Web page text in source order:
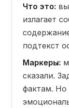
Что это:
излагает
подтекст
Маркеры:
сказали.
фактам. Но